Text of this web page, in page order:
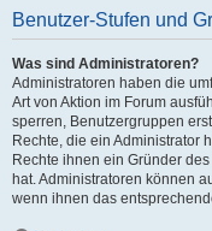
Benutzer-Stufen und
Was sind Administratoren?
Administratoren haben die
Art von Aktion im Forum
sperren, Benutzergruppen
Rechte, die ein Administrator
Rechte ihnen ein Gründer
hat. Administratoren können
wenn ihnen das